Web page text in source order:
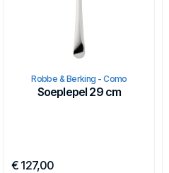
Robbe & Berking - Como
Soeplepel 29 cm
€ 127,00